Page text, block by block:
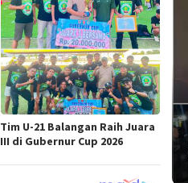
Tim U-21 Balangan Raih Juara
III di Gubernur Cup 2026